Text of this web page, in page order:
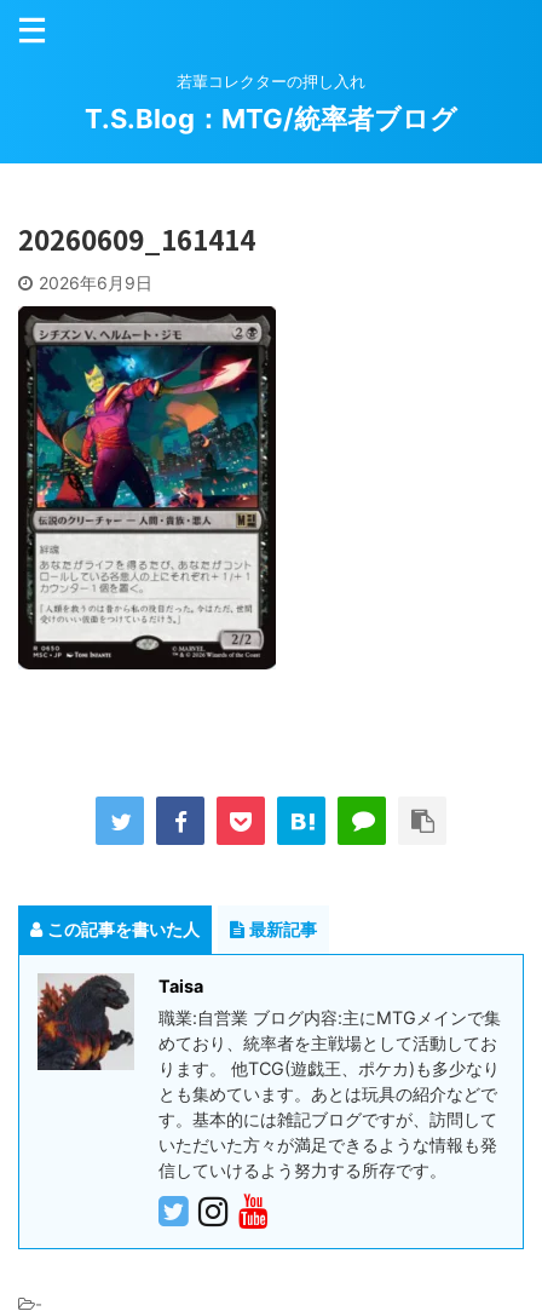
若輩コレクターの押し入れ
T.S.Blog：MTG/統率者ブログ
20260609_161414
2026年6月9日
この記事を書いた人 最新記事
Taisa
職業:自営業 ブログ内容:主にMTGメインで集
めており、統率者を主戦場として活動してお
ります。 他TCG(遊戯王、ポケカ)も多少なり
とも集めています。あとは玩具の紹介などで
す。基本的には雑記ブログですが、訪問して
いただいた方々が満足できるような情報も発
信していけるよう努力する所存です。
-